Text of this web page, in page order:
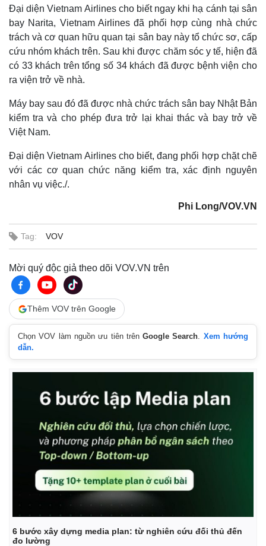
Quan sát
Hồ sơ
Multimedia
Video
Infographic
Đại diện Vietnam Airlines cho biết ngay khi hạ cánh tại sân
bay Narita, Vietnam Airlines đã phối hợp cùng nhà chức
trách và cơ quan hữu quan tại sân bay này tổ chức sơ, cấp
cứu nhóm khách trên. Sau khi được chăm sóc y tế, hiện đã
có 33 khách trên tổng số 34 khách đã được bệnh viện cho
ra viện trở về nhà.
Máy bay sau đó đã được nhà chức trách sân bay Nhật Bản
kiểm tra và cho phép đưa trở lại khai thác và bay trở về
Việt Nam.
Đại diện Vietnam Airlines cho biết, đang phối hợp chặt chẽ
với các cơ quan chức năng kiểm tra, xác định nguyên
nhân vụ việc./.
Phi Long/VOV.VN
Tag: VOV
Mời quý độc giả theo dõi VOV.VN trên
Thêm VOV trên Google
Chọn VOV làm nguồn ưu tiên trênGoogle Search. Xem hướng
dẫn.
6 bước xây dựng media plan: từ nghiên cứu đối thủ đến
đo lường